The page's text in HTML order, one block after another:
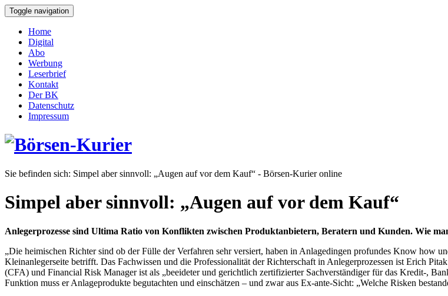
Toggle navigation
Home
Digital
Abo
Werbung
Leserbrief
Kontakt
Der BK
Datenschutz
Impressum
Sie befinden sich: Simpel aber sinnvoll: „Augen auf vor dem Kauf“ - Börsen-Kurier online
Simpel aber sinnvoll: „Augen auf vor dem Kauf“
Anlegerprozesse sind Ultima Ratio von Konflikten zwischen Produktanbietern, Beratern und Kunden. Wie
„Die heimischen Richter sind ob der Fülle der Verfahren sehr versiert, haben in Anlagedingen profundes Know how
Kleinanlegerseite betrifft. Das Fachwissen und die Professionalität der Richterschaft in Anlegerprozessen ist Erich
(CFA) und Financial Risk Manager ist als „beeideter und gerichtlich zertifizierter Sachverständiger für das Kredit-,
Funktion muss er Anlageprodukte begutachten und einschätzen – und zwar aus Ex-ante-Sicht: „Welche Risken